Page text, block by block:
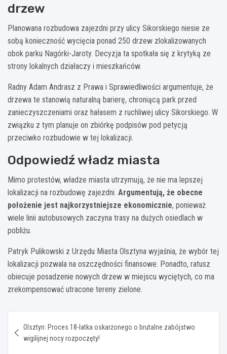
drzew
Planowana rozbudowa zajezdni przy ulicy Sikorskiego niesie ze
sobą konieczność wycięcia ponad 250 drzew zlokalizowanych
obok parku Nagórki-Jaroty. Decyzja ta spotkała się z krytyką ze
strony lokalnych działaczy i mieszkańców.
Radny Adam Andrasz z Prawa i Sprawiedliwości argumentuje, że
drzewa te stanowią naturalną barierę, chroniącą park przed
zanieczyszczeniami oraz hałasem z ruchliwej ulicy Sikorskiego. W
związku z tym planuje on zbiórkę podpisów pod petycją
przeciwko rozbudowie w tej lokalizacji.
Odpowiedź władz miasta
Mimo protestów, władze miasta utrzymują, że nie ma lepszej
lokalizacji na rozbudowę zajezdni. Argumentują, że obecne
położenie jest najkorzystniejsze ekonomicznie, ponieważ
wiele linii autobusowych zaczyna trasy na dużych osiedlach w
pobliżu.
Patryk Pulikowski z Urzędu Miasta Olsztyna wyjaśnia, że wybór tej
lokalizacji pozwala na oszczędności finansowe. Ponadto, ratusz
obiecuje posadzenie nowych drzew w miejscu wyciętych, co ma
zrekompensować utracone tereny zielone.
wpisu
Olsztyn: Proces 18-latka oskarżonego o brutalne zabójstwo
wigilijnej nocy rozpoczęty!